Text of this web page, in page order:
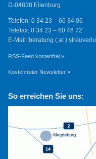
D-04838 Eilenburg
Telefon: 0 34 23 – 60 34 06
Telefax: 0 34 23 – 60 46 72
E-Mail: beratung ( at )
RSS-Feed kostenfrei »
Kostenfreier Newsletter »
So erreichen Sie uns: